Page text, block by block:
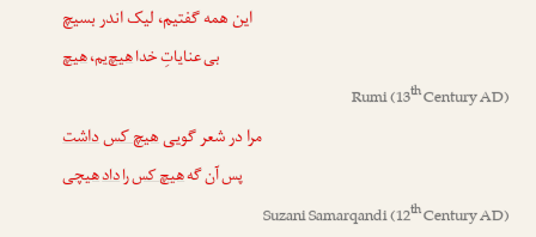
این همه گفتیم، لیک اندر بسیچ
بی عنایاتِ خداهیچیم،هیچ
Rumi(13thCentury AD)
مرا در شعر گوییهیچ کسداشت
پس آن گههیچ کسرادادهیچی
Suzani Samarqandi(12thCentury AD)